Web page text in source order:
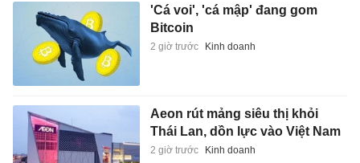
'Cá voi', 'cá mập' đang gom
Bitcoin
2 giờ trước Kinh doanh
Aeon rút mảng siêu thị khỏi
Thái Lan, dồn lực vào Việt Nam
2 giờ trước Kinh doanh